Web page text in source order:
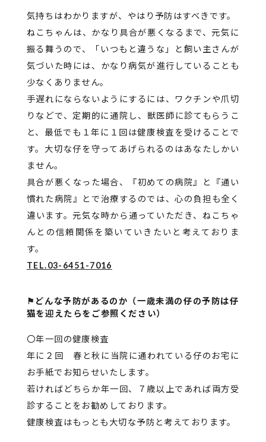
気持ちはわかりますが、やはり予防はすべきです。
ねこちゃんは、かなり具合が悪くなるまで、元気に
振る舞うので、「いつもと違うな」と飼い主さんが
気づいた時には、かなり病気が進行していることも
少なくありません。
手遅れにならないようにするには、ワクチンや爪切
りなどで、定期的に通院し、獣医師に診てもらうこ
と、最低でも１年に１回は健康検査を受けることで
す。大切な仔を守ってあげられるのはあなたしかい
ません。
具合が悪くなった場合、『初めての病院』と『通い
慣れた病院』とで治療するのでは、心の負担も全く
違います。元気な時から通っていただき、ねこちゃ
んとの信頼関係を築いていきたいと考えておりま
す。
TEL.03-6451-7016
⚑どんな予防があるのか（一歳未満の仔の予防は仔
猫を迎えたらをご参照ください）
〇年一回の健康検査
年に２回 春と秋に当院に通われている仔のお宅に
お手紙でお知らせいたします。
若ければどちらか年一回、７歳以上であれば両方受
診することをお勧めしております。
健康検査はもっとも大切な予防と考えております。